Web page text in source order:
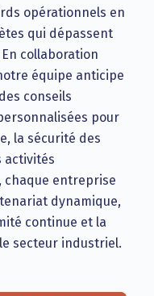
opérationnels en
qui dépassent
collaboration
équipe anticipe
conseils
pour
la sécurité des
activités
chaque entreprise
dynamique,
continue et la
secteur industriel.